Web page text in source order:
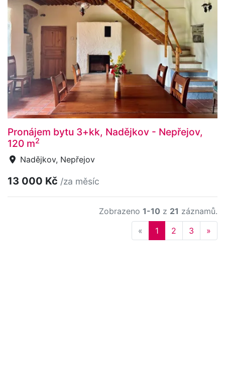
Pronájem bytu 3+kk, Nadějkov - Nepřejov,
120 m2
Nadějkov, Nepřejov
13 000 Kč /za měsíc
Zobrazeno 1-10 z 21 záznamů.
« Previous
1 2 3 »